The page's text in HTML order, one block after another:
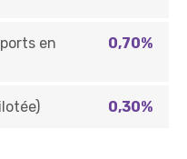
en
0,70%
0,30%